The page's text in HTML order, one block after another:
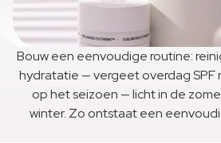
Bouw een eenvoudige routine:
hydratatie — vergeet overdag SPF
op het seizoen — licht in de
winter. Zo ontstaat een